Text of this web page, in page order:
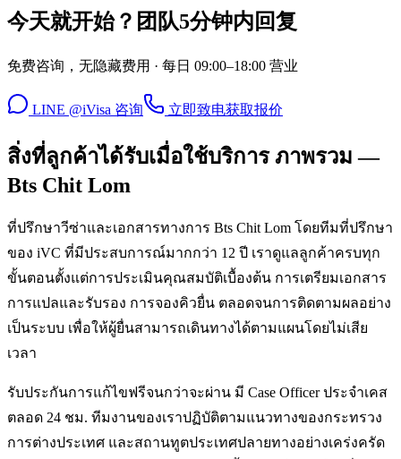
今天就开始？团队5分钟内回复
免费咨询，无隐藏费用 · 每日 09:00–18:00 营业
LINE @iVisa 咨询 立即致电获取报价
สิ่งที่ลูกค้าได้รับเมื่อใช้บริการ ภาพรวม —
Bts Chit Lom
ที่ปรึกษาวีซ่าและเอกสารทางการ Bts Chit Lom โดยทีมที่ปรึกษา
ของ iVC ที่มีประสบการณ์มากกว่า 12 ปี เราดูแลลูกค้าครบทุก
ขั้นตอนตั้งแต่การประเมินคุณสมบัติเบื้องต้น การเตรียมเอกสาร
การแปลและรับรอง การจองคิวยื่น ตลอดจนการติดตามผลอย่าง
เป็นระบบ เพื่อให้ผู้ยื่นสามารถเดินทางได้ตามแผนโดยไม่เสีย
เวลา
รับประกันการแก้ไขฟรีจนกว่าจะผ่าน มี Case Officer ประจำเคส
ตลอด 24 ชม. ทีมงานของเราปฏิบัติตามแนวทางของกระทรวง
การต่างประเทศ และสถานทูตประเทศปลายทางอย่างเคร่งครัด